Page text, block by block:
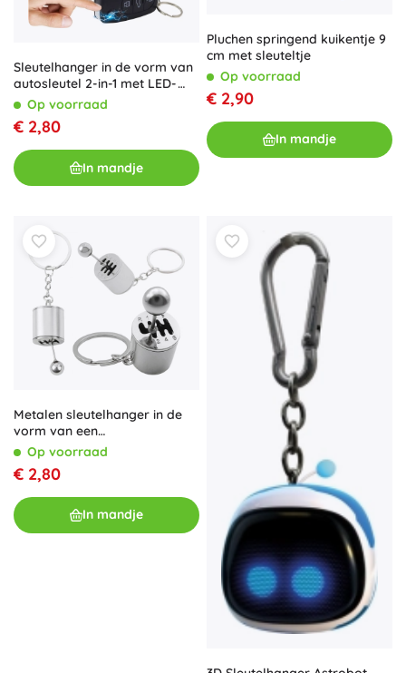
Sleutelhanger in de vorm van
autosleutel 2-in-1 met LED-
zaklamp en elektrische schok
Op voorraad
€ 2,80
In mandje
Pluchen springend kuikentje 9
cm met sleuteltje
Op voorraad
€ 2,90
In mandje
Metalen sleutelhanger in de
vorm van een
versnellingsbak, zilverkleurig
Op voorraad
€ 2,80
In mandje